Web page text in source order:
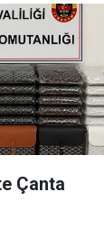
Çanta